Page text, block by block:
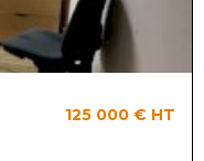
125 000 € HT